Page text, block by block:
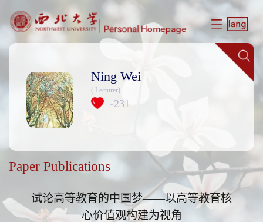
Ning Wei
( Lecturer)
+231
Paper Publications
试论高等教育的中国梦——以高等教育核
心价值观构建为视角